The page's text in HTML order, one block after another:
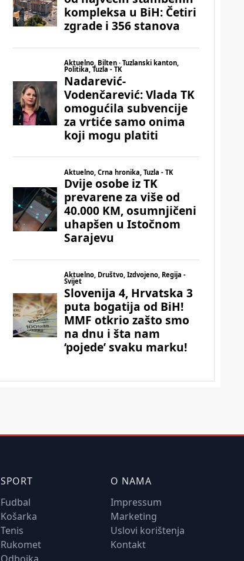
SPORT
Fudbal
Košarka
Tenis
Rukomet
Odbojka
O NAMA
Impressum
Marketing
Uslovi korištenja
Kontakt